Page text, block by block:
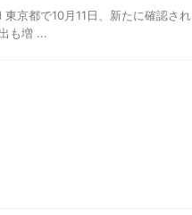
京都で10月11日、新たに確認され
も増 ...